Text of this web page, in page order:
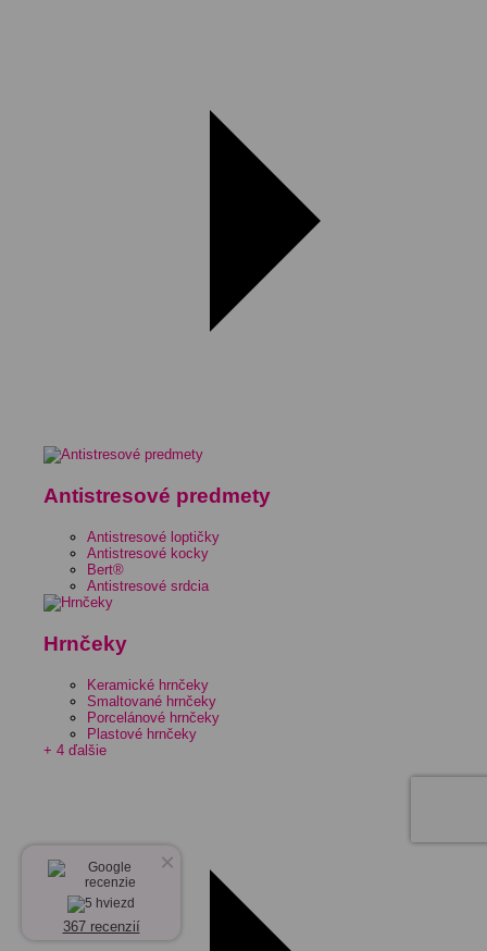
Antistresové predmety
Antistresové loptičky
Antistresové kocky
Bert®
Antistresové srdcia
Hrnčeky
Keramické hrnčeky
Smaltované hrnčeky
Porcelánové hrnčeky
Plastové hrnčeky
+ 4 ďalšie
×
367 recenzií